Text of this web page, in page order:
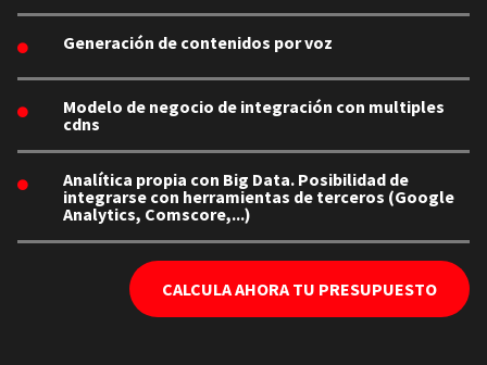
Generación de contenidos por voz
Modelo de negocio de integración con multiples
cdns
Analítica propia con Big Data. Posibilidad de
integrarse con herramientas de terceros (Google
Analytics, Comscore,...)
CALCULA AHORA TU PRESUPUESTO